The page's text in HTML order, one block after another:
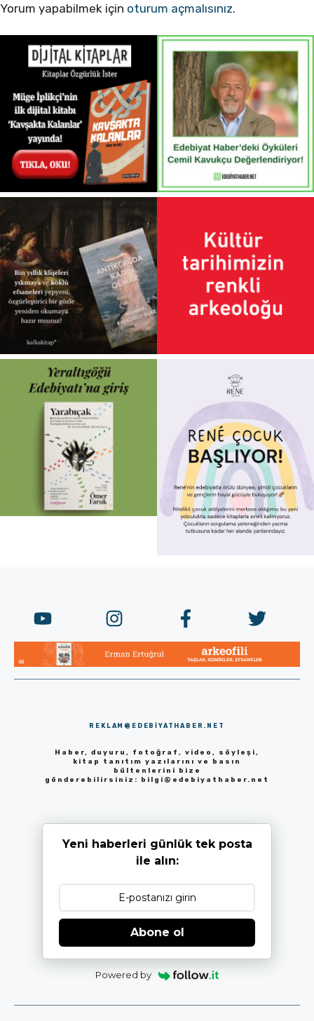
Yorum yapabilmek için oturum açmalısınız.
REKLAM@EDEBIYATHABER.NET
Haber, duyuru, fotoğraf, video, söyleşi,
kitap tanıtım yazılarını ve basın
bültenlerini bize
gönderebilirsiniz:
bilgi@edebiyathaber.net
Yeni haberleri günlük tek posta
ile alın:
Abone ol
Powered by